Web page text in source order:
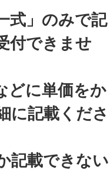
式」のみで記
付できませ
どに単価をか
に記載くださ
記載できない